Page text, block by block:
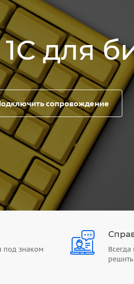
для
сопровождение
под знаком